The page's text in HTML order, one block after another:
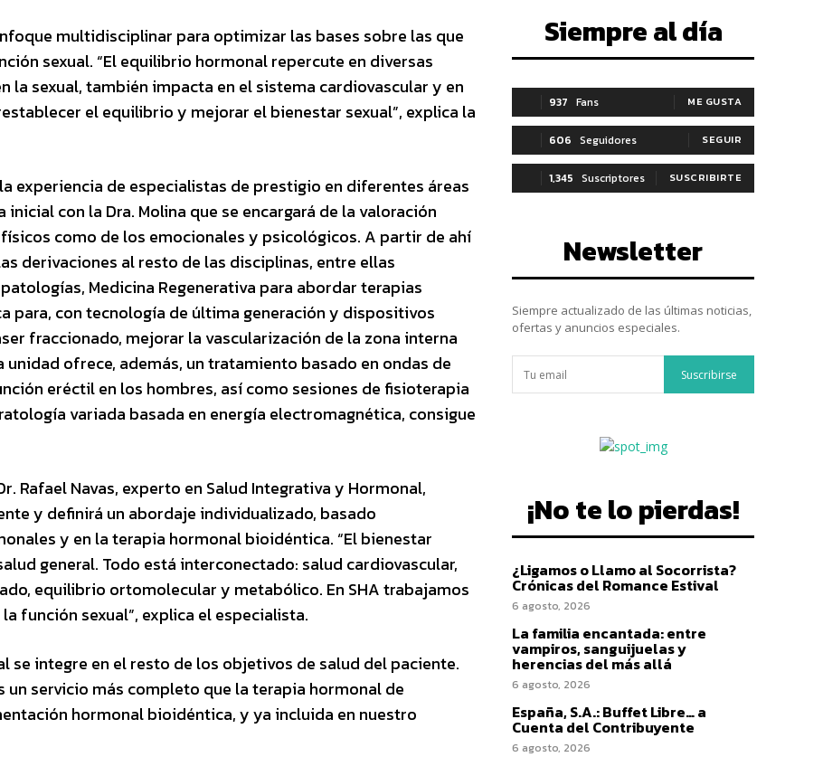
multidisciplinar para optimizar las bases sobre las que
sexual. “El equilibrio hormonal repercute en diversas
la sexual, también impacta en el sistema cardiovascular y en
el equilibrio y mejorar el bienestar sexual”, explica la
experiencia de especialistas de prestigio en diferentes áreas
con la Dra. Molina que se encargará de la valoración
como de los emocionales y psicológicos. A partir de ahí
derivaciones al resto de las disciplinas, entre ellas
Medicina Regenerativa para abordar terapias
para, con tecnología de última generación y dispositivos
fraccionado, mejorar la vascularización de la zona interna
ofrece, además, un tratamiento basado en ondas de
eréctil en los hombres, así como sesiones de fisioterapia
variada basada en energía electromagnética, consigue
Rafael Navas, experto en Salud Integrativa y Hormonal,
y definirá un abordaje individualizado, basado
y en la terapia hormonal bioidéntica. “El bienestar
general. Todo está interconectado: salud cardiovascular,
equilibrio ortomolecular y metabólico. En SHA trabajamos
función sexual”, explica el especialista.
se integre en el resto de los objetivos de salud del paciente.
un servicio más completo que la terapia hormonal de
hormonal bioidéntica, y ya incluida en nuestro
Siempre al día
937 Fans ME GUSTA
606 Seguidores SEGUIR
1,345 Suscriptores SUSCRIBIRTE
Newsletter
Siempre actualizado de las últimas noticias,
ofertas y anuncios especiales.
Suscribirse
¡No te lo pierdas!
¿Ligamos o Llamo al Socorrista?
Crónicas del Romance Estival
6 agosto, 2026
La familia encantada: entre
vampiros, sanguijuelas y
herencias del más allá
6 agosto, 2026
España, S.A.: Buffet Libre… a
Cuenta del Contribuyente
6 agosto, 2026